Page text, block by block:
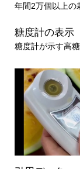
年間2万個以上の
糖度計の表示
糖度計が示す高